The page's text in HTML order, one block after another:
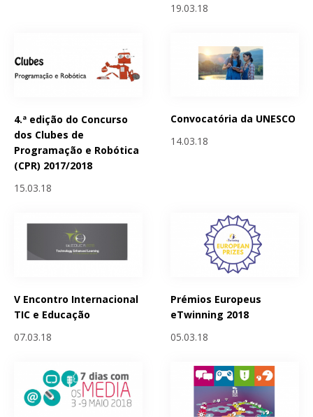
19.03.18
4.ª edição do Concurso
dos Clubes de
Programação e Robótica
(CPR) 2017/2018
15.03.18
Convocatória da UNESCO
14.03.18
V Encontro Internacional
TIC e Educação
07.03.18
Prémios Europeus
eTwinning 2018
05.03.18